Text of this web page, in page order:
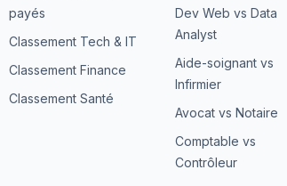
payés
Classement Tech & IT
Classement Finance
Classement Santé
Dev Web vs Data
Analyst
Aide-soignant vs
Infirmier
Avocat vs Notaire
Comptable vs
Contrôleur